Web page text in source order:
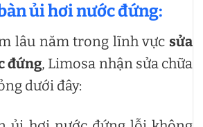
ủi hơi nước đứng:
lâu năm trong lĩnh vực sửa
đứng, Limosa nhận sửa chữa
dưới đây: